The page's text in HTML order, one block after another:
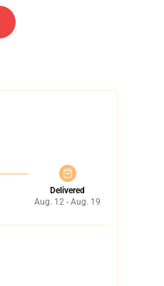
Delivered
Aug. 12 - Aug. 19